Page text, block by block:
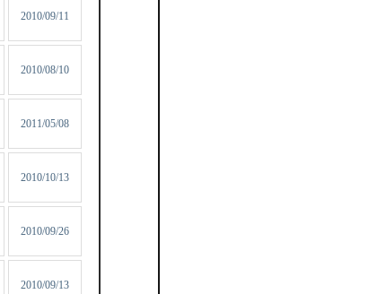
2010/09/11
2010/08/10
2011/05/08
2010/10/13
2010/09/26
2010/09/13